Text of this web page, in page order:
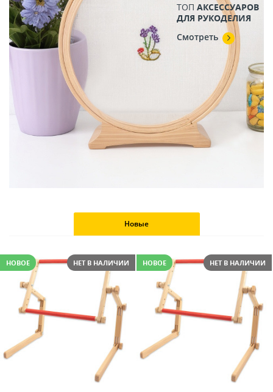
ПОДБОРКА
ОСЕННИХСЮЖЕТОВ
Смотреть
Новые
НОВОЕ НЕТ В НАЛИЧИИ НОВОЕ НЕТ В НАЛИЧИИ